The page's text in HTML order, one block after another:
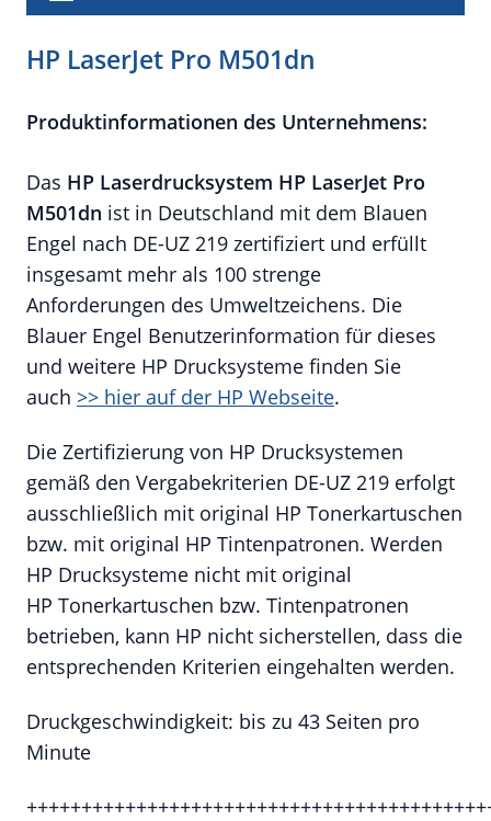
HP LaserJet Pro M501dn
Produktinformationen des Unternehmens:
Das HP Laserdrucksystem HP LaserJet Pro
M501dn ist in Deutschland mit dem Blauen
Engel nach DE-UZ 219 zertifiziert und erfüllt
insgesamt mehr als 100 strenge
Anforderungen des Umweltzeichens. Die
Blauer Engel Benutzerinformation für dieses
und weitere HP Drucksysteme finden Sie
auch >> hier auf der HP Webseite.
Die Zertifizierung von HP Drucksystemen
gemäß den Vergabekriterien DE-UZ 219 erfolgt
ausschließlich mit original HP Tonerkartuschen
bzw. mit original HP Tintenpatronen. Werden
HP Drucksysteme nicht mit original
HP Tonerkartuschen bzw. Tintenpatronen
betrieben, kann HP nicht sicherstellen, dass die
entsprechenden Kriterien eingehalten werden.
Druckgeschwindigkeit: bis zu 43 Seiten pro
Minute